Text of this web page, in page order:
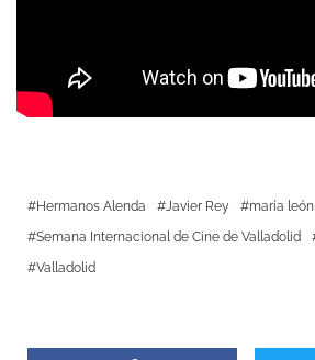
Hermanos Alenda Javier Rey
maría león
Semana Internacional de Cine de Valladolid
Valladolid